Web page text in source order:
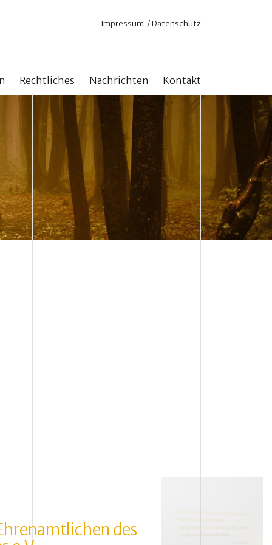
Navigation
Impressum Datenschutz
Online
für aktuelle Projekte
ohne Zweckbindung
mit Zweckbindung
erhöhen
Rechtliches
Satzung
Steuerliche Anerkennung
Nachrichten Kontakt
des